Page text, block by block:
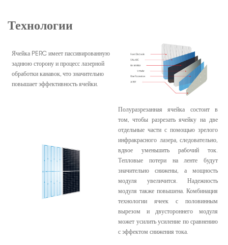
Технологии
Ячейка PERC имеет пассивированную
заднюю сторону и процесс лазерной
обработки канавок, что значительно
повышает эффективность ячейки.
Полуразрезанная ячейка состоит в
том, чтобы разрезать ячейку на две
отдельные части с помощью зрелого
инфракрасного лазера, следовательно,
вдвое уменьшить рабочий ток.
Тепловые потери на ленте будут
значительно снижены, а мощность
модуля увеличится. Надежность
модуля также повышена. Комбинация
технологии ячеек с половинным
вырезом и двустороннего модуля
может усилить усиление по сравнению
с эффектом снижения тока.